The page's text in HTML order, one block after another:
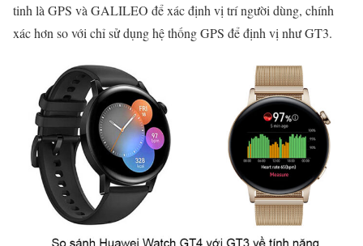
tinh là GPS và GALILEO để xác định vị trí người dùng, chính
xác hơn so với chỉ sử dụng hệ thống GPS để định vị như GT3.